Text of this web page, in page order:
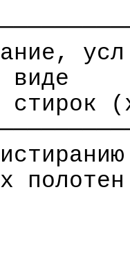
, усл
виде
стирок
полотен